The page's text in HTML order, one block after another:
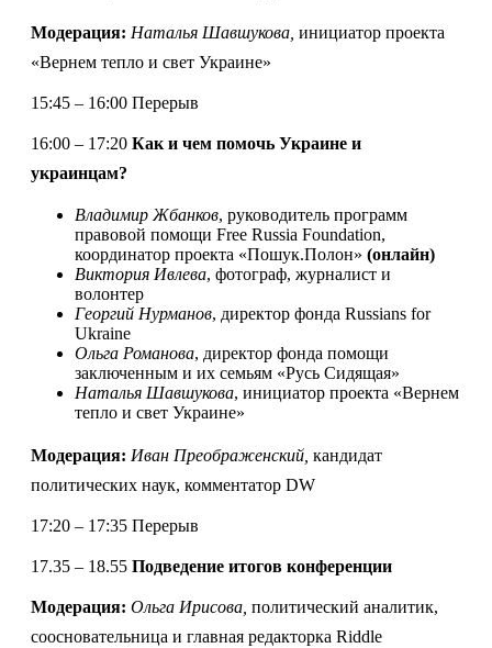
Модерация: Наталья Шавшукова, инициатор проекта
«Вернем тепло и свет Украине»
15:45 – 16:00 Перерыв
16:00 – 17:20 Как и чем помочь Украине и
украинцам?
Владимир Жбанков, руководитель программ
правовой помощи Free Russia Foundation,
координатор проекта «Пошук.Полон» (онлайн)
Виктория Ивлева, фотограф, журналист и
волонтер
Георгий Нурманов, директор фонда Russians for
Ukraine
Ольга Романова, директор фонда помощи
заключенным и их семьям «Русь Сидящая»
Наталья Шавшукова, инициатор проекта «Вернем
тепло и свет Украине»
Модерация: Иван Преображенский, кандидат
политических наук, комментатор DW
17:20 – 17:35 Перерыв
17.35 – 18.55 Подведение итогов конференции
Модерация: Ольга Ирисова, политический аналитик,
соосновательница и главная редакторка Riddle